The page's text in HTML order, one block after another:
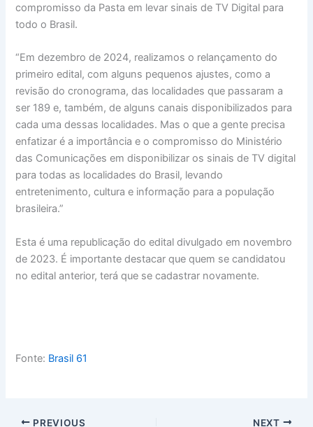
compromisso da Pasta em levar sinais de TV Digital para
todo o Brasil.
“Em dezembro de 2024, realizamos o relançamento do
primeiro edital, com alguns pequenos ajustes, como a
revisão do cronograma, das localidades que passaram a
ser 189 e, também, de alguns canais disponibilizados para
cada uma dessas localidades. Mas o que a gente precisa
enfatizar é a importância e o compromisso do Ministério
das Comunicações em disponibilizar os sinais de TV digital
para todas as localidades do Brasil, levando
entretenimento, cultura e informação para a população
brasileira.”
Esta é uma republicação do edital divulgado em novembro
de 2023. É importante destacar que quem se candidatou
no edital anterior, terá que se cadastrar novamente.
Fonte: Brasil 61
PREVIOUS NEXT